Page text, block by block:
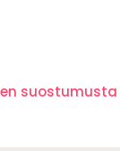
suostumusta